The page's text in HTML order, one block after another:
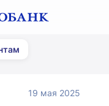
19 мая 2025